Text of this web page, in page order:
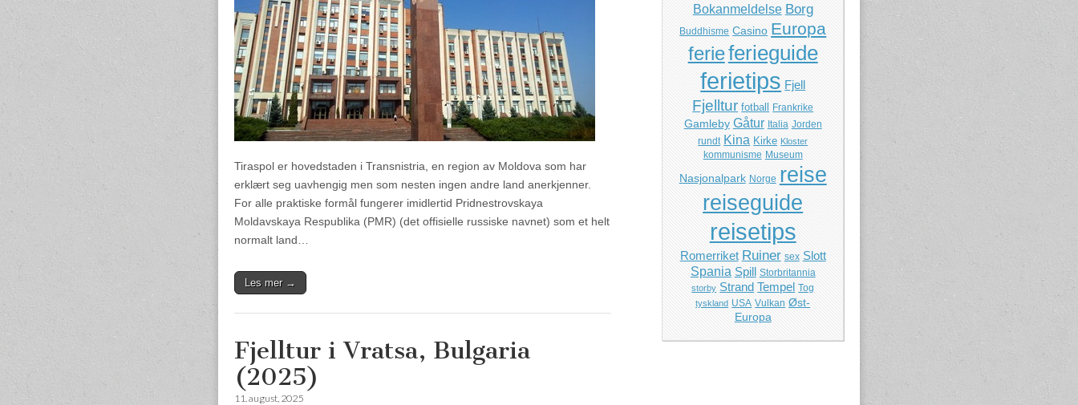
Tiraspol er hovedstaden i Transnistria, en region av Moldova som har
erklært seg uavhengig men som nesten ingen andre land anerkjenner.
For alle praktiske formål fungerer imidlertid Pridnestrovskaya
Moldavskaya Respublika (PMR) (det offisielle russiske navnet) som et helt
normalt land…
Les mer →
Fjelltur i Vratsa, Bulgaria
(2025)
11. august, 2025
Bokanmeldelse Borg
Buddhisme Casino Europa
ferieferieguide
ferietips Fjell
Fjelltur fotball Frankrike
Gamleby Gåtur Italia Jorden
rundt Kina Kirke Kloster
kommunisme Museum
Nasjonalpark Norge reise
reiseguide
reisetips
Romerriket Ruiner sex Slott
Spania Spill Storbritannia
storby Strand Tempel Tog
tyskland USA Vulkan Øst-
Europa